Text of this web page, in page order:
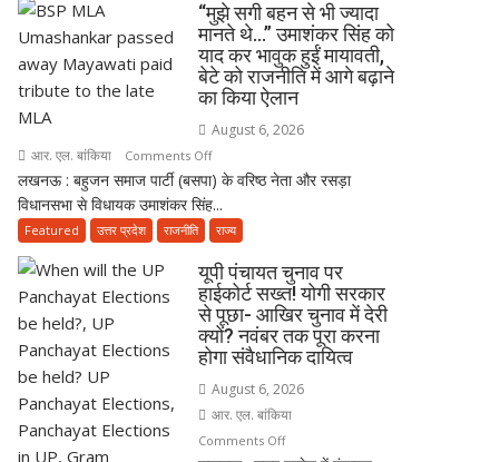
“मुझे सगी बहन से भी ज्यादा
मानते थे…” उमाशंकर सिंह को
याद कर भावुक हुईं मायावती,
बेटे को राजनीति में आगे बढ़ाने
का किया ऐलान
August 6, 2026
आर. एल. बांकिया
Comments Offon
“मुझे
सगी
बहन
भी
ज्यादा
मानते
थे…”
सिंह
को
याद
लखनऊ : बहुजन समाज पार्टी (बसपा) के वरिष्ठ नेता और रसड़ा
विधानसभा से विधायक उमाशंकर सिंह...
Featured उत्तर प्रदेश राजनीति राज्य
यूपी पंचायत चुनाव पर
हाईकोर्ट सख्त! योगी सरकार
से पूछा- आखिर चुनाव में देरी
क्यों? नवंबर तक पूरा करना
होगा संवैधानिक दायित्व
August 6, 2026
आर. एल. बांकिया
Comments Offon